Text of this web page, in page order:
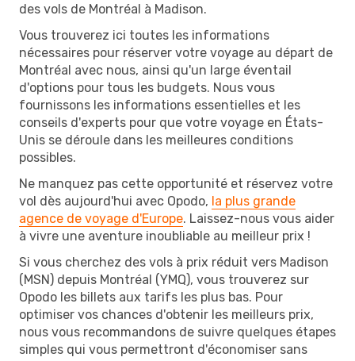
des vols de Montréal à Madison.
Vous trouverez ici toutes les informations
nécessaires pour réserver votre voyage au départ de
Montréal avec nous, ainsi qu'un large éventail
d'options pour tous les budgets. Nous vous
fournissons les informations essentielles et les
conseils d'experts pour que votre voyage en États-
Unis se déroule dans les meilleures conditions
possibles.
Ne manquez pas cette opportunité et réservez votre
vol dès aujourd'hui avec Opodo, la plus grande
agence de voyage d'Europe. Laissez-nous vous aider
à vivre une aventure inoubliable au meilleur prix !
Si vous cherchez des vols à prix réduit vers Madison
(MSN) depuis Montréal (YMQ), vous trouverez sur
Opodo les billets aux tarifs les plus bas. Pour
optimiser vos chances d'obtenir les meilleurs prix,
nous vous recommandons de suivre quelques étapes
simples qui vous permettront d'économiser sans